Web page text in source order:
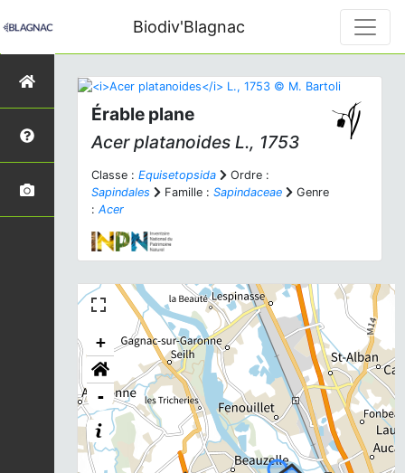
Biodiv'Blagnac
Érable plane
Acer platanoides L., 1753
Classe : Equisetopsida
Ordre :
Sapindales
Famille : Sapindaceae
Genre
: Acer
+
-